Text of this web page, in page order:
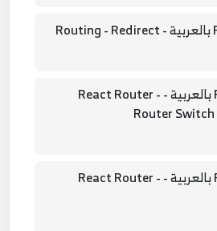
46.046 - ReactJS بالعربية - React Router -
Router
47.047 - ReactJS بالعربية - React Router -